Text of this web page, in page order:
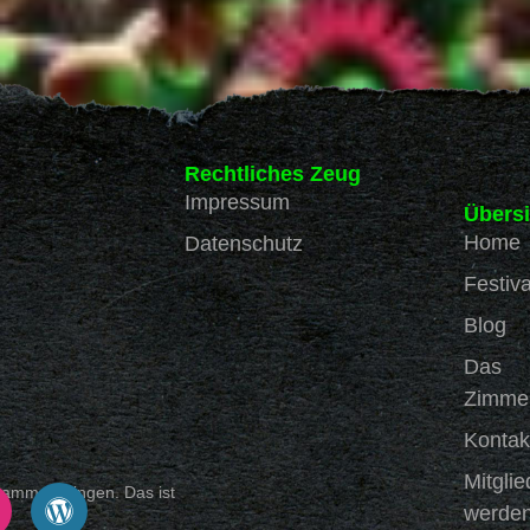
Das ist
Home
Blog
Das
Rechtliches Zeug
Impressum
Datenschutz